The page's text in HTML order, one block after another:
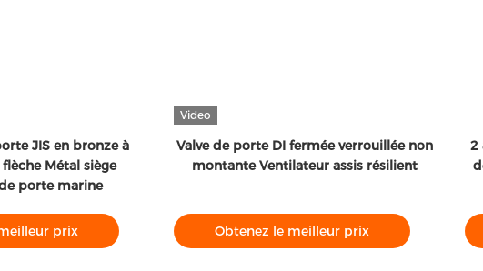
en bronze à
siège
marine
prix
Valve de porte DI fermée verrouillée non
montante Ventilateur assis résilient
Obtenez le meilleur prix
2 à 24
de